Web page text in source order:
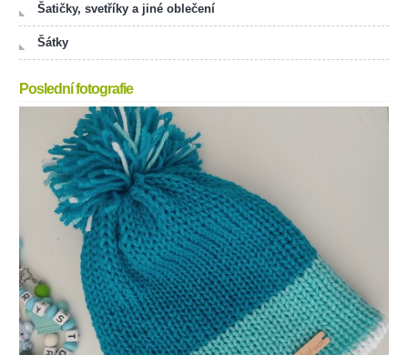
Šatičky, svetříky a jiné oblečení
Šátky
Poslední fotografie